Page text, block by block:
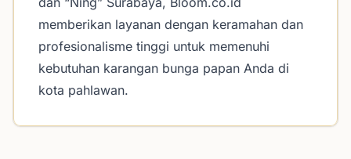
memberikan layanan dengan keramahan dan
profesionalisme tinggi untuk memenuhi
kebutuhan karangan bunga papan Anda di
kota pahlawan.